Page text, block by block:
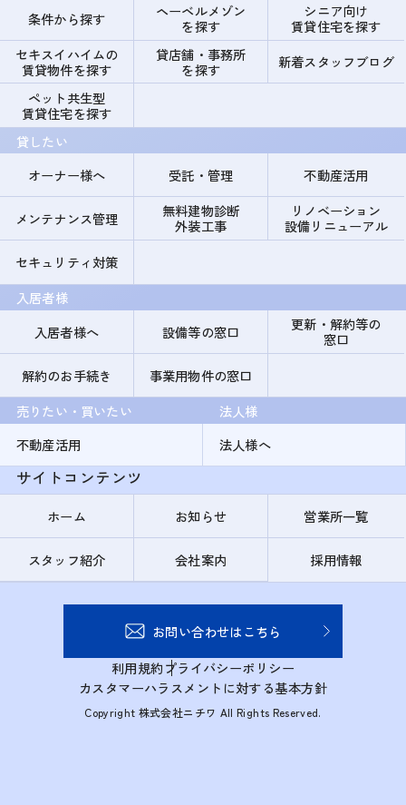
条件から探す
ヘーベルメゾン
を探す
シニア向け
賃貸住宅を探す
セキスイハイムの
賃貸物件を探す
貸店舗・事務所
を探す
新着スタッフブログ
ペット共生型
賃貸住宅を探す
貸したい
オーナー様へ
受託・管理 不動産活用
メンテナンス管理
無料建物診断
外装工事
リノベーション
設備リニューアル
セキュリティ対策
入居者様
入居者様へ
設備等の窓口
更新・解約等の
窓口
解約のお手続き
事業用物件の窓口
売りたい・買いたい
不動産活用
法人様
法人様へ
サイトコンテンツ
ホーム お知らせ 営業所一覧
スタッフ紹介 会社案内 採用情報
お問い合わせはこちら
利用規約プライバシーポリシー
カスタマーハラスメントに対する基本方針
Copyright 株式会社ニチワ All Rights Reserved.